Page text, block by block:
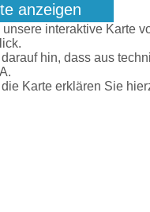
anzeigen
interaktive Karte
hin, dass aus
Karte erklären Sie